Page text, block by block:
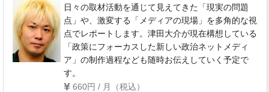
日々の取材活動を通じて見えてきた「現実の問題
点」や、激変する「メディアの現場」を多角的な視
点でレポートします。津田大介が現在構想している
「政策にフォーカスした新しい政治ネットメディ
ア」の制作過程なども随時お伝えしていく予定で
す。
660円 / 月（税込）